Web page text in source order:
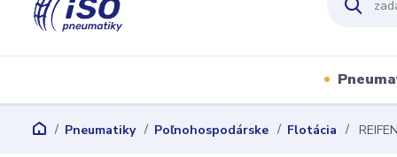
Pneumatiky Poľnohospodárske Flotácia